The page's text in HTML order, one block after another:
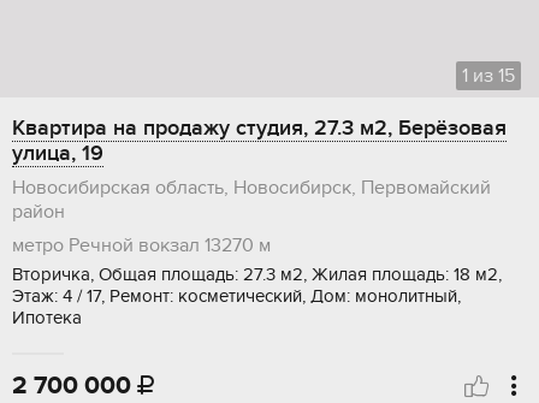
1 из 15
Квартира на продажу студия, 27.3 м2, Берёзовая
улица, 19
Новосибирская область, Новосибирск, Первомайский
район
метро Речной вокзал 13270 м
Вторичка, Общая площадь: 27.3 м2, Жилая площадь: 18 м2,
Этаж: 4 / 17, Ремонт: косметический, Дом: монолитный,
Ипотека
2 700 000 